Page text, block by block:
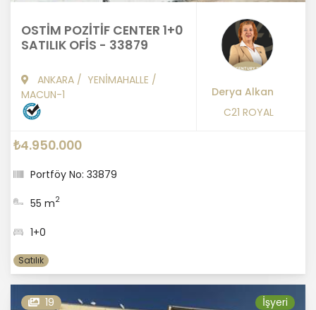
OSTİM POZİTİF CENTER 1+0
SATILIK OFİS - 33879
ANKARA / YENİMAHALLE /
MACUN-1
Derya Alkan
C21 ROYAL
₺4.950.000
Portföy No: 33879
55 m2
1+0
Satılık
19 İşyeri